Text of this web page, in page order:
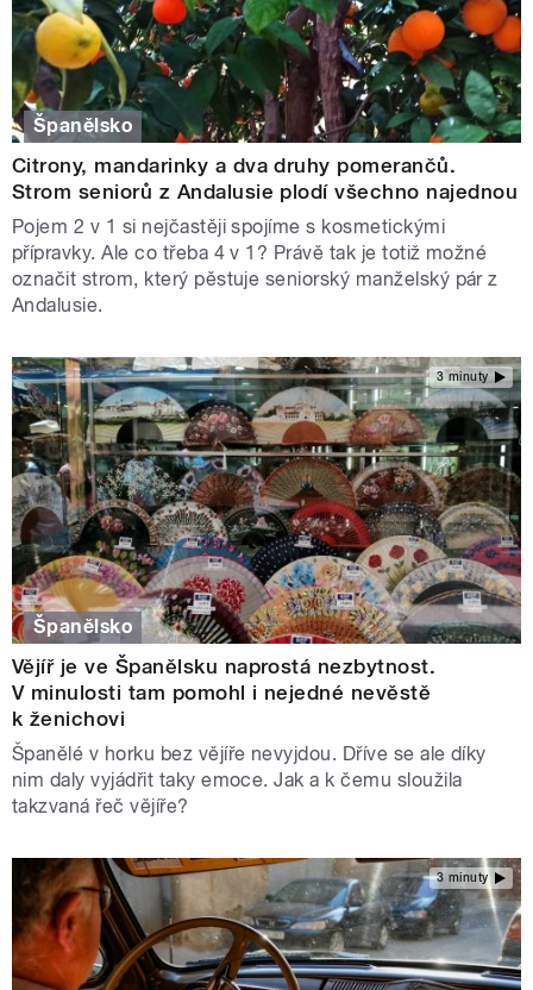
Španělsko
Citrony, mandarinky a dva druhy pomerančů.
Strom seniorů z Andalusie plodí všechno najednou
Pojem 2 v 1 si nejčastěji spojíme s kosmetickými
přípravky. Ale co třeba 4 v 1? Právě tak je totiž možné
označit strom, který pěstuje seniorský manželský pár z
Andalusie.
3 minuty
Španělsko
Vějíř je ve Španělsku naprostá nezbytnost.
V minulosti tam pomohl i nejedné nevěstě
k ženichovi
Španělé v horku bez vějíře nevyjdou. Dříve se ale díky
nim daly vyjádřit taky emoce. Jak a k čemu sloužila
takzvaná řeč vějíře?
3 minuty